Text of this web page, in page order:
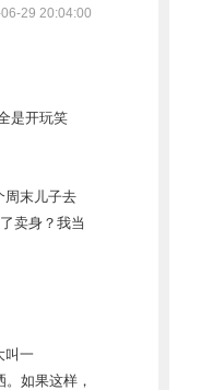
29 20:04:00
是开玩笑
周末儿子去
卖身？我当
叫一
如果这样，